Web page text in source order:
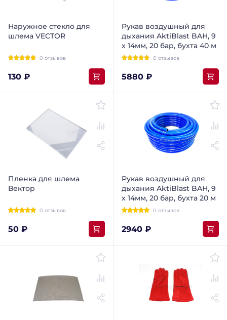
Наружное стекло для
шлема VECTOR
0 отзывов
130 ₽
Рукав воздушный для
дыхания AktiBlast BAH, 9
х 14мм, 20 бар, бухта 40 м
0 отзывов
5880 ₽
Пленка для шлема
Вектор
0 отзывов
50 ₽
Рукав воздушный для
дыхания AktiBlast BAH, 9
х 14мм, 20 бар, бухта 20 м
0 отзывов
2940 ₽